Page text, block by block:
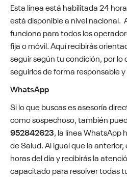
Esta línea está habilitada 24
está disponible a nivel nacional.
funciona para todos los
fija o móvil. Aquí recibirás
seguir según tu condición, por
seguirlos de forma responsable
WhatsApp
Si lo que buscas es asesoría
como sospechoso, también
952842623, la línea WhatsApp
de Salud. Al igual que la
horas del día y recibirás la
capacitado para resolver todas